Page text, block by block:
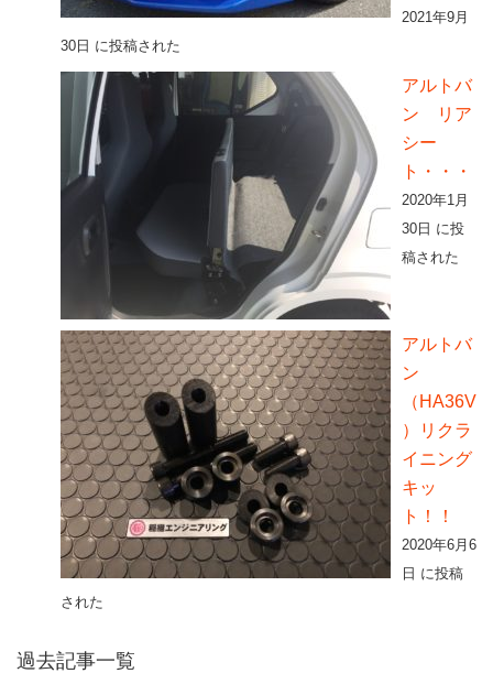
2021年9月
30日 に投稿された
アルトバ
ン リア
シー
ト・・・
2020年1月
30日 に投
稿された
アルトバ
ン
（HA36V
）リクラ
イニング
キッ
ト！！
2020年6月6
日 に投稿
された
過去記事一覧